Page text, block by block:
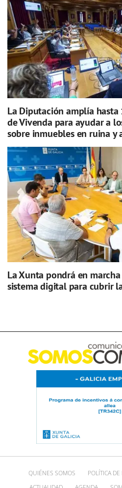
La Diputación amplía
de Vivenda para ayudar a
sobre inmuebles en ruina y
La Xunta pondrá en
sistema digital para cubrir
QUIÉNES SOMOS POLÍTICA